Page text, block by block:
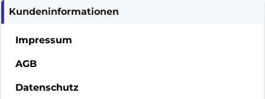
Kundeninformationen
Impressum
AGB
Datenschutz